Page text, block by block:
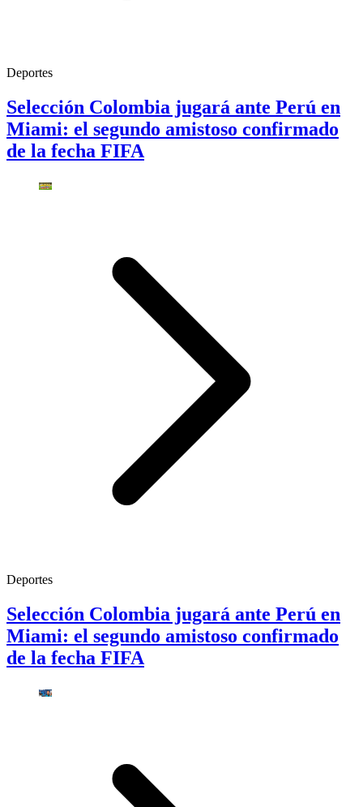
Deportes
Selección Colombia jugará ante Perú en
Miami: el segundo amistoso confirmado
de la fecha FIFA
Deportes
Selección Colombia jugará ante Perú en
Miami: el segundo amistoso confirmado
de la fecha FIFA